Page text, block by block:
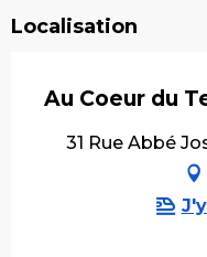
Localisation
Au Coeur du
31 Rue Abbé